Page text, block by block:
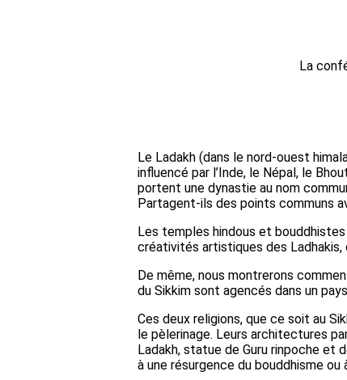
La
Le Ladakh (dans le nord-ouest
influencé par l’Inde, le Népal, le
portent une dynastie au nom
Partagent-ils des points communs
Les temples hindous et
créativités artistiques des Ladhakis,
De même, nous montrerons
du Sikkim sont agencés dans un
Ces deux religions, que ce soit au
le pèlerinage. Leurs architectures
Ladakh, statue de Guru rinpoche et
à une résurgence du bouddhisme ou